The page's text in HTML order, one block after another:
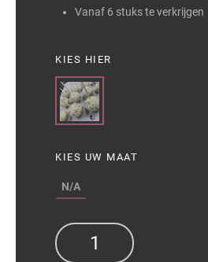
Vanaf 6 stuks te verkrijgen
KIES HIER
KIES UW MAAT
N/A